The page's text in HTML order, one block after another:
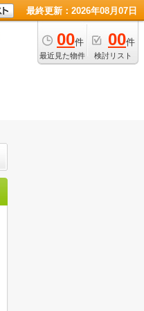
最終更新：2026年08月07日
00件
最近見た物件
00件
検討リスト